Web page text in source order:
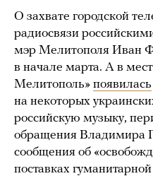
О захвате городской
радиосвязи
мэр Мелитополя Иван
в начале марта. А в
Мелитополь» появилась
на некоторых
российскую музыку,
обращения Владимира
сообщения об
поставках